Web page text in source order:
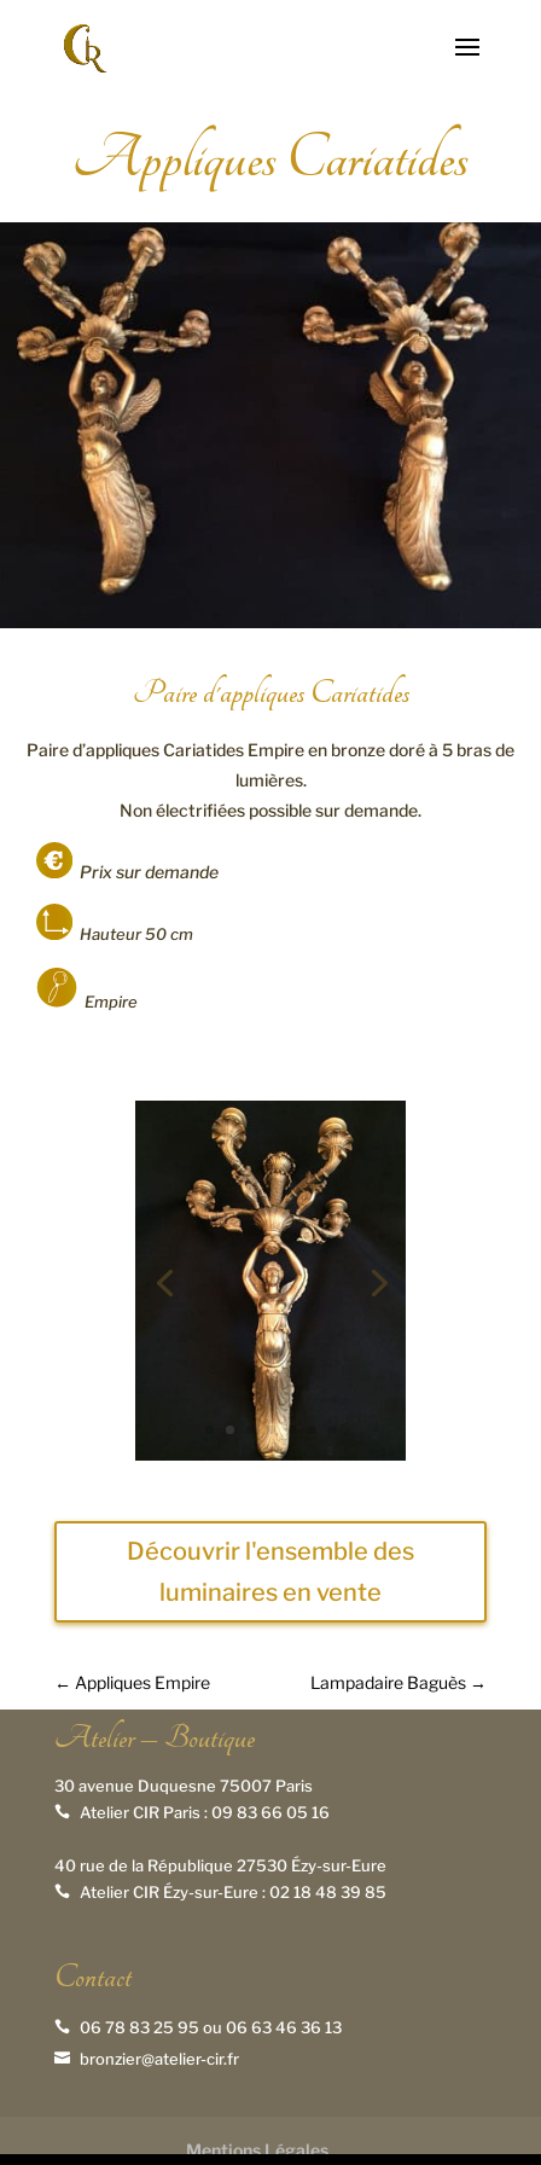
Appliques Cariatides
Paire d'appliques Cariatides
Paire d’appliques Cariatides Empire en bronze doré à 5 bras de
lumières.
Non électrifiées possible sur demande.
Prix sur demande
Hauteur 50 cm
Empire
Découvrir l'ensemble des
luminaires en vente
← Appliques Empire Lampadaire Baguès →
Atelier – Boutique
30 avenue Duquesne 75007 Paris
 Atelier CIR Paris :09 83 66 05 16
40 rue de la République 27530 Ézy-sur-Eure
 Atelier CIR Ézy-sur-Eure :02 18 48 39 85
Contact
 06 78 83 25 95 ou 06 63 46 36 13
 bronzier@atelier-cir.fr
Mentions Légales